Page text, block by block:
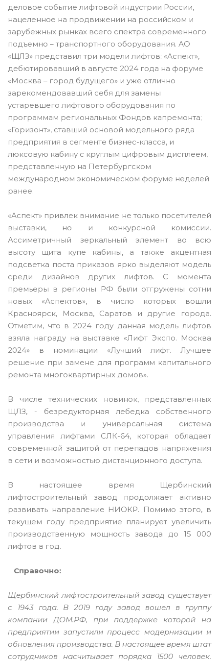
деловое событие лифтовой индустрии России,
нацеленное на продвижении на российском и
зарубежных рынках всего спектра современного
подъемно – транспортного оборудования. АО
«ЩЛЗ» представил три модели лифтов: «Аспект»,
дебютировавший в августе 2024 года на форуме
«Москва – город будущего» и уже отлично
зарекомендовавший себя для замены
устаревшего лифтового оборудования по
программам региональных Фондов капремонта;
«Горизонт», ставший основой модельного ряда
предприятия в сегменте бизнес-класса, и
люксовую кабину с круглым цифровым дисплеем,
представленную на Петербургском
международном экономическом форуме неделей
ранее.
«Аспект» привлек внимание не только посетителей
выставки, но и конкурсной комиссии.
Ассиметричный зеркальный элемент во всю
высоту щита купе кабины, а также акцентная
подсветка поста приказов ярко выделяют модель
среди дизайнов других лифтов. С момента
премьеры в регионы РФ были отгружены сотни
новых «Аспектов», в число которых вошли
Красноярск, Москва, Саратов и другие города.
Отметим, что в 2024 году данная модель лифтов
взяла награду на выставке «Лифт Экспо. Москва
2024» в номинации «Лучший лифт. Лучшее
решение при замене для программ капитального
ремонта многоквартирных домов».
В числе технических новинок, представленных
ЩЛЗ, - безредукторная лебедка собственного
производства и универсальная система
управления лифтами СЛК-64, которая обладает
современной защитой от перепадов напряжения
в сети и возможностью дистанционного доступа.
В настоящее время Щербинский
лифтостроительный завод продолжает активно
развивать направление НИОКР. Помимо этого, в
текущем году предприятие планирует увеличить
производственную мощность завода до 15 000
лифтов в год.
Справочно:
Щербинский лифтостроительный завод существует
с 1943 года. В 2019 году завод вошел в группу
компании ДОМ.РФ, при поддержке которой на
предприятии запустили процесс модернизации и
обновления производства. В настоящее время штат
сотрудников насчитывает порядка 1500 человек.